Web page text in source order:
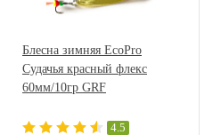
Блесна зимняя EcoPro
Судачья красный флекс
60мм/10гр GRF
4.5